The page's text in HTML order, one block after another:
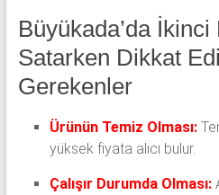
Büyükada’da
Satarken Dikkat
Gerekenler
Ürünün Temiz Olması:
yüksek fiyata alıcı bulur.
Çalışır Durumda Olması: